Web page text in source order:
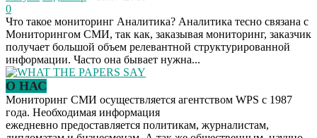
0
Что такое мониторинг Аналитика? Аналитика тесно связана с
Мониторингом СМИ, так как, заказывая мониторинг, заказчик
получает большой объем релевантной структурированной
информации. Часто она бывает нужна...
О НАС
Мониторинг СМИ осуществляется агентством WPS с 1987
года. Необходимая информация
ежедневно предоставляется политикам, журналистам,